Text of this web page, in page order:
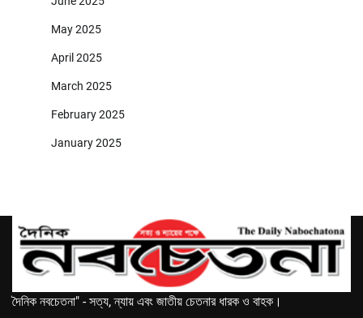
May 2025
April 2025
March 2025
February 2025
January 2025
দৈনিক নবচেতনা" - সত্য, ন্যায় এবং জাতীয় চেতনার ধারক ও বাহক।